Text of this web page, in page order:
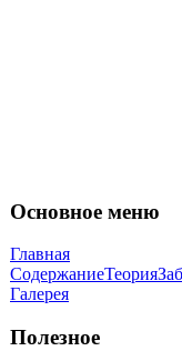
Основное меню
Главная
СодержаниеТеория
Галерея
Полезное